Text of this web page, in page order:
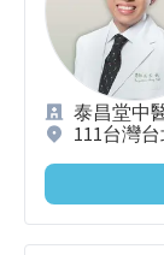
泰昌堂中
111台灣